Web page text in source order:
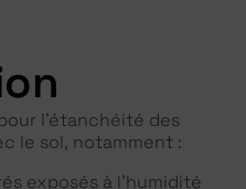
l’étanchéité des
le sol, notamment :
exposés à l’humidité